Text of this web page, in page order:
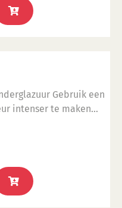
Gebruik een
intenser te maken
er een transparant